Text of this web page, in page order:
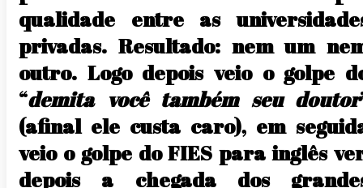
qualidade entre as
privadas. Resultado: nem um
outro. Logo depois veio o golpe
“demita você também seu doutor
(afinal ele custa caro), em
veio o golpe do FIES para inglês
depois a chegada dos